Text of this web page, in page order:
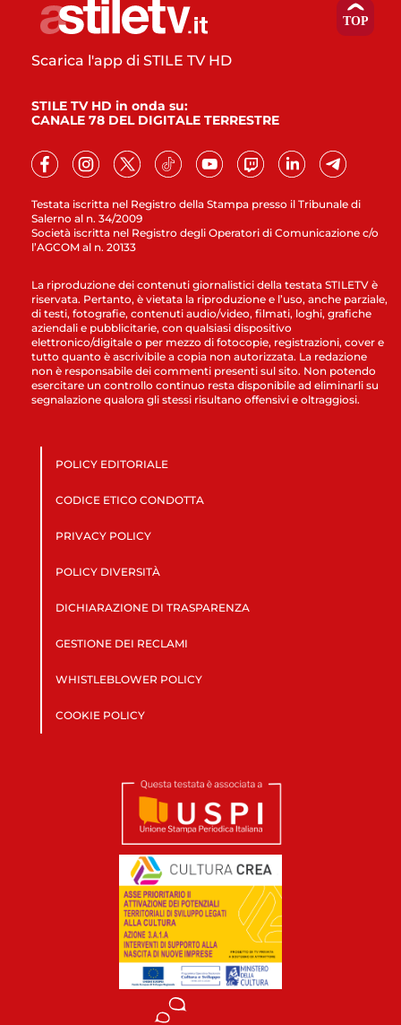
Testata iscritta nel Registro della Stampa presso il Tribunale di
Salerno al n. 34/2009
Società iscritta nel Registro degli Operatori di Comunicazione c/o
l’AGCOM al n. 20133
Scarica l'app di STILE TV HD
STILE TV HD in onda su:
CANALE 78 DEL DIGITALE TERRESTRE
La riproduzione dei contenuti giornalistici della testata STILETV è
riservata. Pertanto, è vietata la riproduzione e l’uso, anche parziale,
di testi, fotografie, contenuti audio/video, filmati, loghi, grafiche
aziendali e pubblicitarie, con qualsiasi dispositivo
elettronico/digitale o per mezzo di fotocopie, registrazioni, cover e
tutto quanto è ascrivibile a copia non autorizzata. La redazione
non è responsabile dei commenti presenti sul sito. Non potendo
esercitare un controllo continuo resta disponibile ad eliminarli su
segnalazione qualora gli stessi risultano offensivi e oltraggiosi.
POLICY EDITORIALE
CODICE ETICO CONDOTTA
PRIVACY POLICY
POLICY DIVERSITÀ
DICHIARAZIONE DI TRASPARENZA
GESTIONE DEI RECLAMI
WHISTLEBLOWER POLICY
COOKIE POLICY